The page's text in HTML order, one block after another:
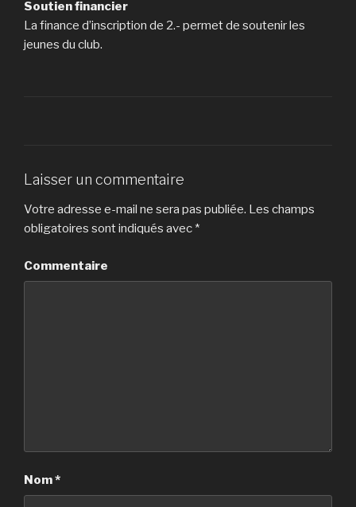
Soutien financier
La finance d’inscription de 2.- permet de soutenir les
jeunes du club.
Laisser un commentaire
Votre adresse e-mail ne sera pas publiée. Les champs
obligatoires sont indiqués avec *
Commentaire
Nom*